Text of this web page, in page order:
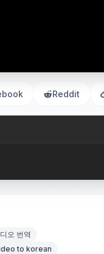
Reddit
오 번역
to korean